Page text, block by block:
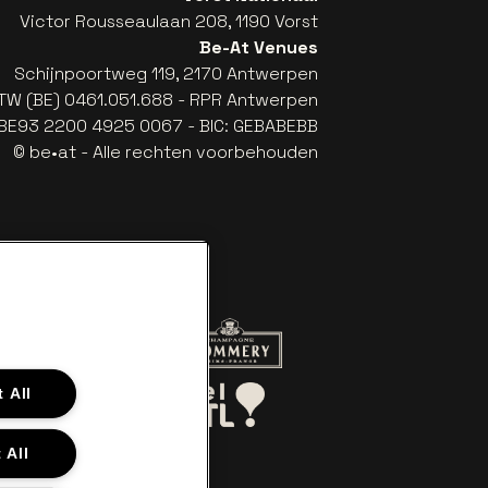
Victor Rousseaulaan 208, 1190 Vorst
Be-At Venues
Schijnpoortweg 119, 2170 Antwerpen
(BE) 0461.051.688 - RPR Antwerpen
2200 4925 0067 - BIC: GEBABEBB
© be•at - Alle rechten voorbehouden
de website van Red Bull
Ga naar de website van Het logo van Aperol
Ga naar de website van Champagne
de website van Le Soir
All
All